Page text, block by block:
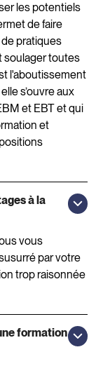
les potentiels
de faire
de pratiques
soulager toutes
l'aboutissement
s’ouvre aux
et EBT et qui
et
à la
vous
par votre
trop raisonnée
formation